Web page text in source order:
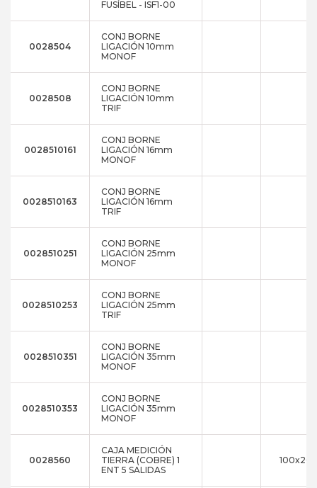
FUSÍBEL - ISF1-00
0028504
CONJ BORNE
LIGACIÓN 10mm
MONOF
0028508
CONJ BORNE
LIGACIÓN 10mm
TRIF
0028510161
CONJ BORNE
LIGACIÓN 16mm
MONOF
0028510163
CONJ BORNE
LIGACIÓN 16mm
TRIF
0028510251
CONJ BORNE
LIGACIÓN 25mm
MONOF
0028510253
CONJ BORNE
LIGACIÓN 25mm
TRIF
0028510351
CONJ BORNE
LIGACIÓN 35mm
MONOF
0028510353
CONJ BORNE
LIGACIÓN 35mm
MONOF
0028560
CAJA MEDICIÓN
TIERRA (COBRE) 1
ENT 5 SALIDAS